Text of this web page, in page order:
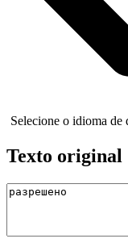
Selecione o idioma de
Texto original